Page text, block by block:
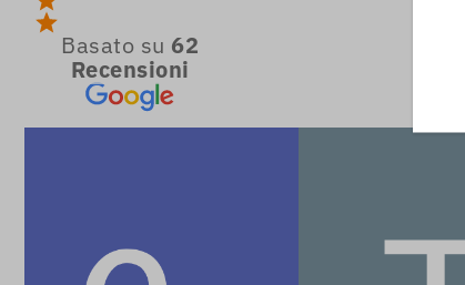
Basato su 62
Recensioni